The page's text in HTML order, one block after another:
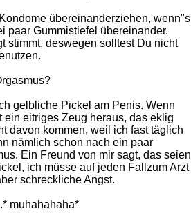
übereinanderziehen, wenn"s
paar Gummistiefel übereinander.
stimmt, deswegen solltest Du nicht
gelbliche Pickel am Penis. Wenn
ein eitriges Zeug heraus, das eklig
davon kommen, weil ich fast täglich
nämlich schon nach ein paar
Ein Freund von mir sagt, das seien
ich müsse auf jeden Fallzum Arzt
schreckliche Angst.
muhahahaha*